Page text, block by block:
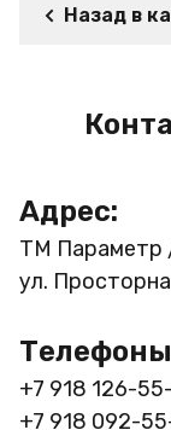
Назад в
Адрес:
ТМ Параметр
ул.
+7 918 126-
+7 918 092-